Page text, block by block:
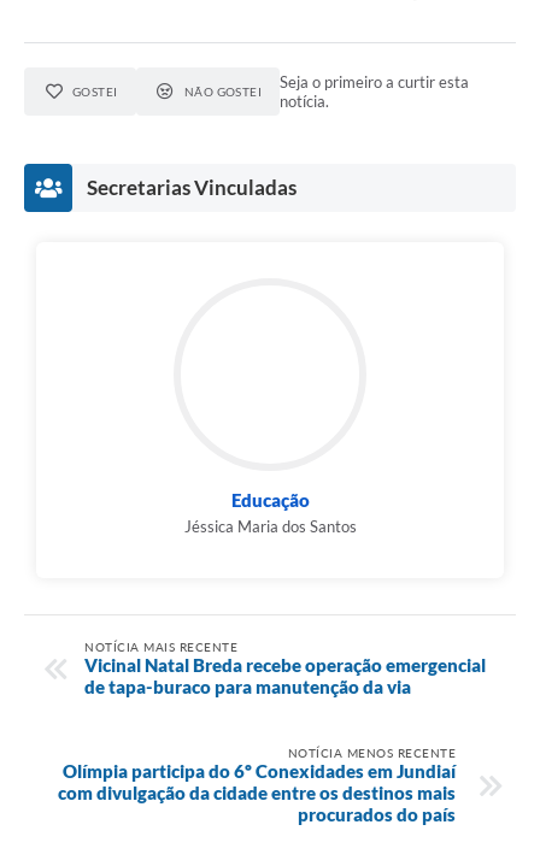
GOSTEI NÃO GOSTEI
Seja o primeiro a curtir esta
notícia.
Secretarias Vinculadas
Educação
Jéssica Maria dos Santos
NOTÍCIA MAIS RECENTE
Vicinal Natal Breda recebe operação emergencial
de tapa-buraco para manutenção da via
NOTÍCIA MENOS RECENTE
Olímpia participa do 6º Conexidades em Jundiaí
com divulgação da cidade entre os destinos mais
procurados do país